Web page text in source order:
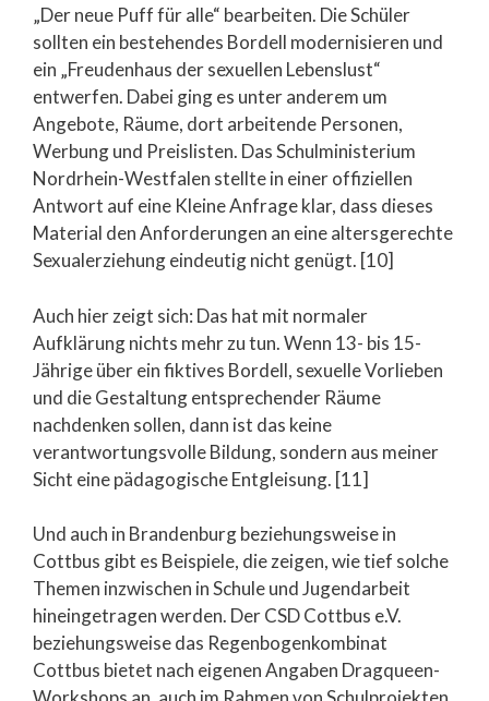
„Der neue Puff für alle“ bearbeiten. Die Schüler
sollten ein bestehendes Bordell modernisieren und
ein „Freudenhaus der sexuellen Lebenslust“
entwerfen. Dabei ging es unter anderem um
Angebote, Räume, dort arbeitende Personen,
Werbung und Preislisten. Das Schulministerium
Nordrhein-Westfalen stellte in einer offiziellen
Antwort auf eine Kleine Anfrage klar, dass dieses
Material den Anforderungen an eine altersgerechte
Sexualerziehung eindeutig nicht genügt. [10]
Auch hier zeigt sich: Das hat mit normaler
Aufklärung nichts mehr zu tun. Wenn 13- bis 15-
Jährige über ein fiktives Bordell, sexuelle Vorlieben
und die Gestaltung entsprechender Räume
nachdenken sollen, dann ist das keine
verantwortungsvolle Bildung, sondern aus meiner
Sicht eine pädagogische Entgleisung. [11]
Und auch in Brandenburg beziehungsweise in
Cottbus gibt es Beispiele, die zeigen, wie tief solche
Themen inzwischen in Schule und Jugendarbeit
hineingetragen werden. Der CSD Cottbus e.V.
beziehungsweise das Regenbogenkombinat
Cottbus bietet nach eigenen Angaben Dragqueen-